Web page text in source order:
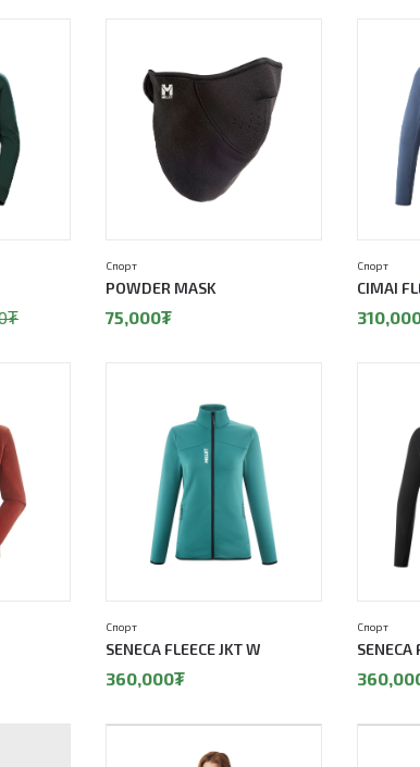
₮
POWDER MASK
Спорт
75,000₮
CIMAI
Спорт
SENECA FLEECE JKT W
Спорт
360,000₮
SENECA
Спорт